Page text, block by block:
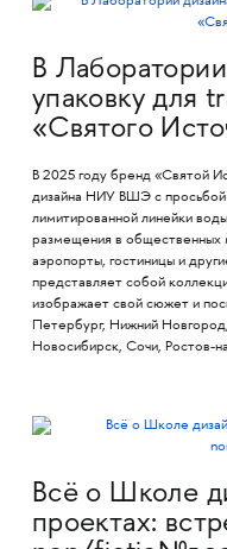
В
упаковку для
«Святого
В 2025 году бренд «Святой
дизайна НИУ ВШЭ с просьбой
лимитированной линейки
размещения в общественных
аэропорты, гостиницы и
представляет собой
изображает свой сюжет и
Петербург, Нижний
Новосибирск, Сочи, Ростов-
Всё о Школе
проектах: